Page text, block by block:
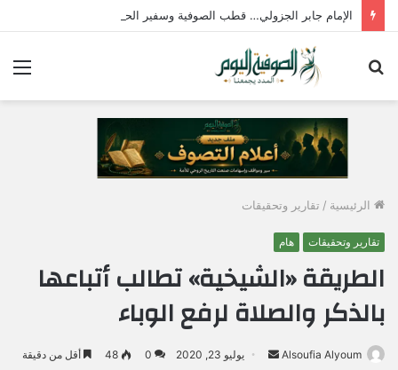
الإمام جابر الجزولي… قطب الصوفية وسفير الحب الإلهي في مصر
الرئيسية / تقارير وتحقيقات
تقارير وتحقيقات هام
الطريقة «الشيخية» تطالب أتباعها
بالذكر والصلاة لرفع الوباء
Alsoufia Alyoum يوليو 23, 2020 0
48 أقل من دقيقة